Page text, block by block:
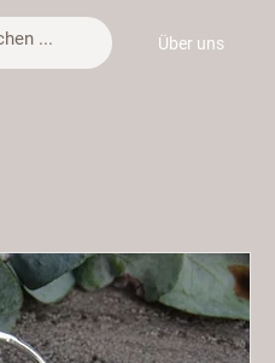
Über uns